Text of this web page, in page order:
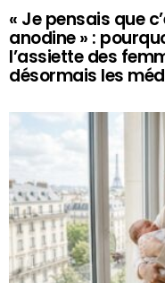
« Je pensais que
anodine » :
l’assiette des
désormais les